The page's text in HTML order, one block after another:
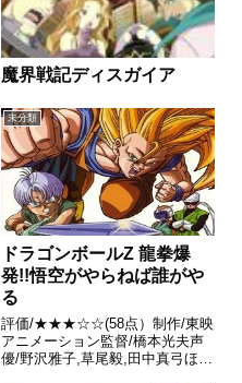
魔界戦記ディスガイア
未分類
ドラゴンボールZ 龍拳爆
発!!悟空がやらねば誰がや
る
評価/★★★☆☆(58点）制作/東映
アニメーション監督/橋本光夫声
優/野沢雅子,草尾毅,田中真弓ほか